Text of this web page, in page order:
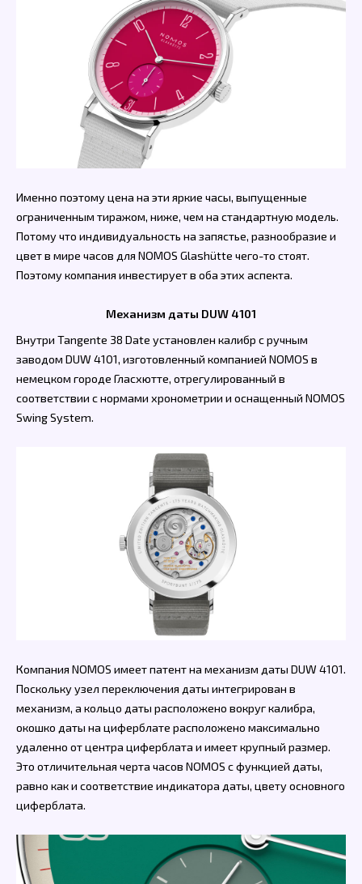
Именно поэтому цена на эти яркие часы, выпущенные
ограниченным тиражом, ниже, чем на стандартную модель.
Потому что индивидуальность на запястье, разнообразие и
цвет в мире часов для NOMOS Glashütte чего-то стоят.
Поэтому компания инвестирует в оба этих аспекта.
Механизм даты DUW 4101
Внутри Tangente 38 Date установлен калибр с ручным
заводом DUW 4101, изготовленный компанией NOMOS в
немецком городе Гласхютте, отрегулированный в
соответствии с нормами хронометрии и оснащенный NOMOS
Swing System.
Компания NOMOS имеет патент на механизм даты DUW 4101.
Поскольку узел переключения даты интегрирован в
механизм, а кольцо даты расположено вокруг калибра,
окошко даты на циферблате расположено максимально
удаленно от центра циферблата и имеет крупный размер.
Это отличительная черта часов NOMOS с функцией даты,
равно как и соответствие индикатора даты, цвету основного
циферблата.